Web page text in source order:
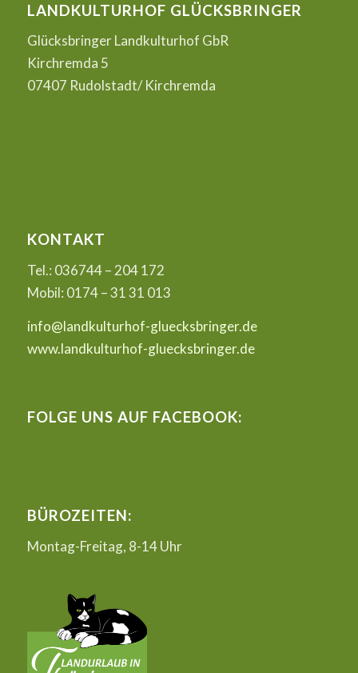
LANDKULTURHOF GLÜCKSBRINGER
Glücksbringer Landkulturhof GbR
Kirchremda 5
07407 Rudolstadt/ Kirchremda
KONTAKT
Tel.: 036744 – 204 172
Mobil: 0174 – 31 31 013
info@landkulturhof-gluecksbringer.de
www.landkulturhof-gluecksbringer.de
FOLGE UNS AUF FACEBOOK:
BÜROZEITEN:
Montag-Freitag, 8-14 Uhr